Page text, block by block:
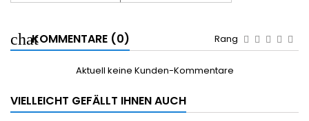
KOMMENTARE (0) Rang
Aktuell keine Kunden-Kommentare
VIELLEICHT GEFÄLLT IHNEN AUCH